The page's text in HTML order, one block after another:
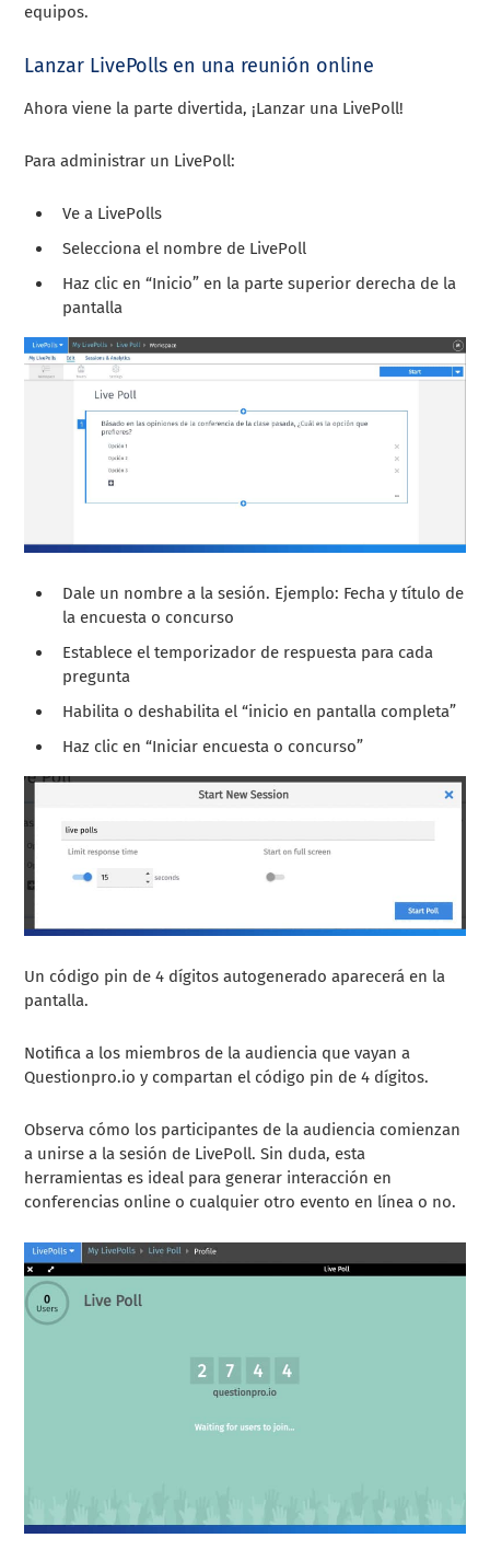
equipos.
Lanzar LivePolls en una reunión online
Ahora viene la parte divertida, ¡Lanzar una LivePoll!
Para administrar un LivePoll:
Ve a LivePolls
Selecciona el nombre de LivePoll
Haz clic en “Inicio” en la parte superior derecha de la
pantalla
Dale un nombre a la sesión. Ejemplo: Fecha y título de
la encuesta o concurso
Establece el temporizador de respuesta para cada
pregunta
Habilita o deshabilita el “inicio en pantalla completa”
Haz clic en “Iniciar encuesta o concurso”
Un código pin de 4 dígitos autogenerado aparecerá en la
pantalla.
Notifica a los miembros de la audiencia que vayan a
Questionpro.io y compartan el código pin de 4 dígitos.
Observa cómo los participantes de la audiencia comienzan
a unirse a la sesión de LivePoll. Sin duda, esta
herramientas es ideal para generar interacción en
conferencias online o cualquier otro evento en línea o no.